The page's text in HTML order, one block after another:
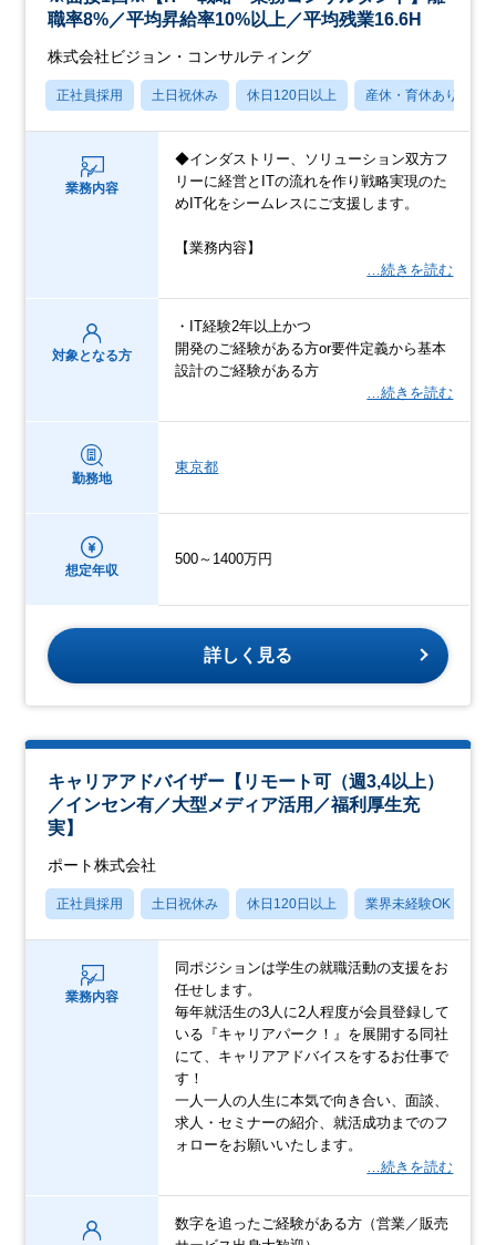
職率8%／平均昇給率10%以上／平均残業16.6H
株式会社ビジョン・コンサルティング
正社員採用 土日祝休み 休日120日以上 産休・育休あり
業務内容
◆インダストリー、ソリューション双方フ
リーに経営とITの流れを作り戦略実現のた
めIT化をシームレスにご支援します。
【業務内容】
…続きを読む
対象となる方
・IT経験2年以上かつ
開発のご経験がある方or要件定義から基本
設計のご経験がある方
…続きを読む
勤務地
東京都
想定年収
500～1400万円
詳しく見る
キャリアアドバイザー【リモート可（週3,4以上）
／インセン有／大型メディア活用／福利厚生充
実】
ポート株式会社
正社員採用 土日祝休み 休日120日以上 業界未経験OK
業務内容
同ポジションは学生の就職活動の支援をお
任せします。
毎年就活生の3人に2人程度が会員登録して
いる『キャリアパーク！』を展開する同社
にて、キャリアアドバイスをするお仕事で
す！
一人一人の人生に本気で向き合い、面談、
求人・セミナーの紹介、就活成功までのフ
ォローをお願いいたします。
…続きを読む
数字を追ったご経験がある方（営業／販売